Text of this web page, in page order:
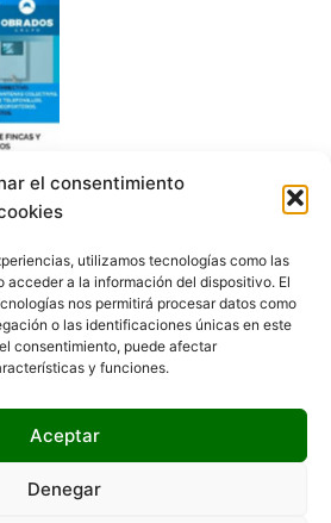
el consentimiento
utilizamos tecnologías como las
acceder a la información del dispositivo. El
nos permitirá procesar datos como
o las identificaciones únicas en este
consentimiento, puede afectar
y funciones.
Aceptar
Denegar
a